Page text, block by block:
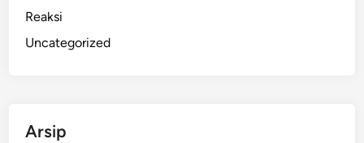
Reaksi
Uncategorized
Arsip